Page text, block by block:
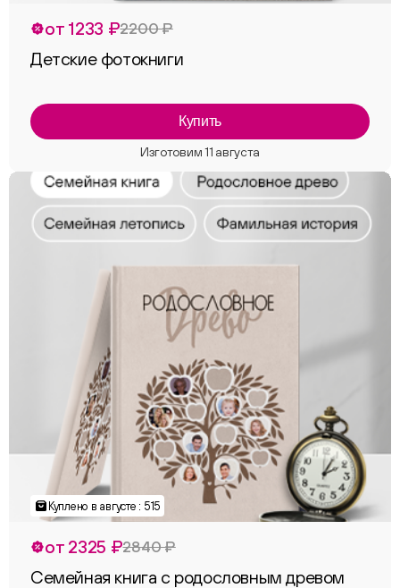
от 1233 ₽2200 ₽
Детские фотокниги
Купить
Куплено в августе : 515
от 2325 ₽2840 ₽
Семейная книга с родословным древом